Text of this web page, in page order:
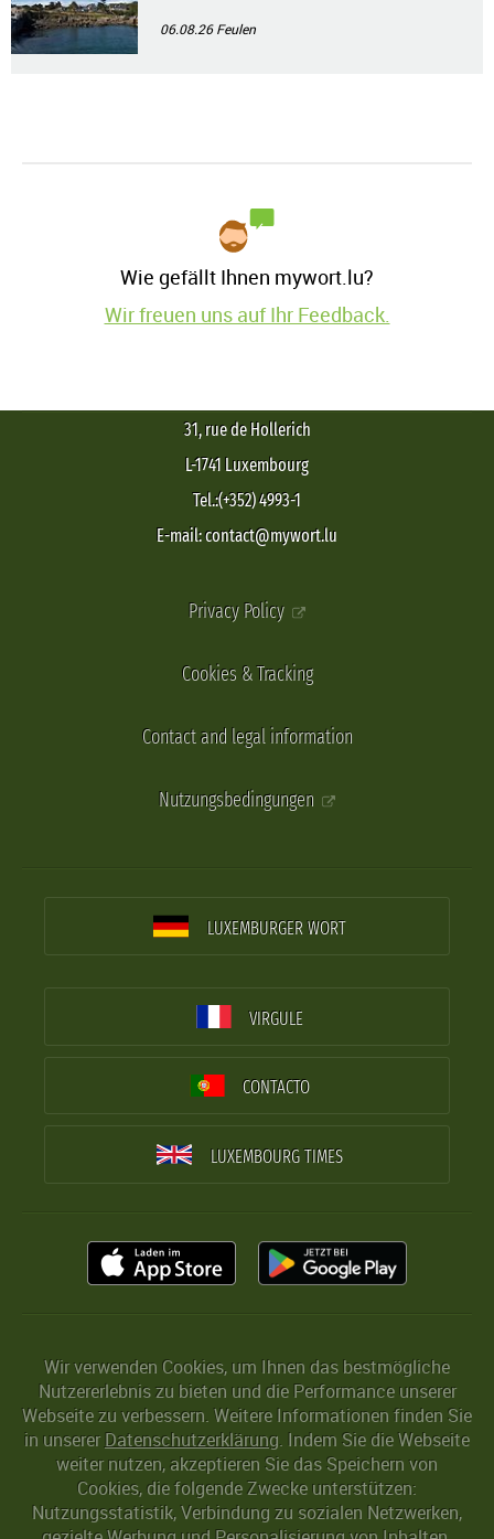
06.08.26Feulen
Wie gefällt Ihnen mywort.lu?
Wir freuen uns auf Ihr Feedback.
31, rue de Hollerich
L-1741 Luxembourg
Tel.:(+352) 4993-1
E-mail: contact@mywort.lu
Privacy Policy
Cookies & Tracking
Contact and legal information
Nutzungsbedingungen
LUXEMBURGER WORT
VIRGULE
CONTACTO
LUXEMBOURG TIMES
Wir verwenden Cookies, um Ihnen das bestmögliche
Nutzererlebnis zu bieten und die Performance unserer
Webseite zu verbessern. Weitere Informationen finden Sie
in unserer Datenschutzerklärung. Indem Sie die Webseite
weiter nutzen, akzeptieren Sie das Speichern von
Cookies, die folgende Zwecke unterstützen:
Nutzungsstatistik, Verbindung zu sozialen Netzwerken,